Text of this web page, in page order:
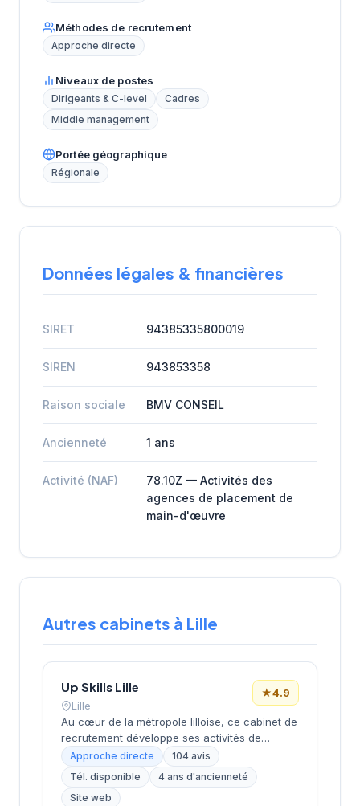
Méthodes de recrutement
Approche directe
Niveaux de postes
Dirigeants & C-level
Cadres
Middle management
Portée géographique
Régionale
Données légales & financières
SIRET 94385335800019
SIREN 943853358
Raison sociale BMV CONSEIL
Ancienneté 1 ans
Activité (NAF)
78.10Z — Activités des
agences de placement de
main-d'œuvre
Autres cabinets à Lille
Up Skills Lille
Lille
★4.9
Au cœur de la métropole lilloise, ce cabinet de
recrutement développe ses activités de
placement et de conseil RH depuis son
implantation boulevard Louis XIV. La structure
bénéficie d'une excellente réputation locale,
attestée par une note de 4,9/5 sur plus de 100
Approche directe
104 avis
Tél. disponible
4 ans d'ancienneté
Site web